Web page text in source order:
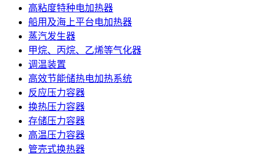
高粘度特种电加热器
船用及海上平台电加热器
蒸汽发生器
甲烷、丙烷、乙烯等气化器
调温装置
高效节能储热电加热系统
反应压力容器
换热压力容器
存储压力容器
高温压力容器
管壳式换热器